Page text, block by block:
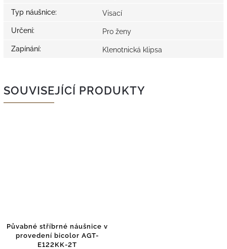
Typ náušnice: Visací
Určení: Pro ženy
Zapínání: Klenotnická klipsa
SOUVISEJÍCÍ PRODUKTY
Půvabné stříbrné náušnice v
provedení bicolor AGT-
E122KK-2T